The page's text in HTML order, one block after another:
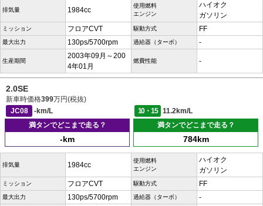
排気量 1984cc
使用燃料
エンジン
ハイオク
ガソリン
ミッション フロアCVT 駆動方式 FF
最大出力 130ps/5700rpm 過給器（ターボ） -
生産期間
2003年09月～200
4年01月
燃費性能 -
2.0SE
新車時価格399万円(税抜)
JC08
-km/L 10・15
11.2km/L
満タンでどこまで走る？
-km
満タンでどこまで走る？
784km
排気量 1984cc
使用燃料
エンジン
ハイオク
ガソリン
ミッション フロアCVT 駆動方式 FF
最大出力 130ps/5700rpm 過給器（ターボ） -